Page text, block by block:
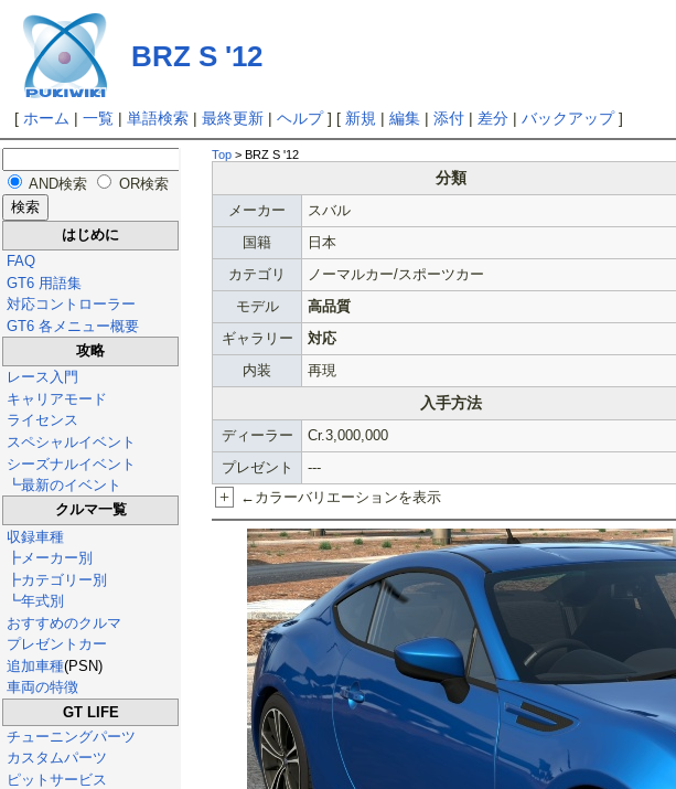
BRZ S '12
[ ホーム |一覧 |単語検索 |最終更新 |ヘルプ] [ 新規 |編集 |添付 | 差分 |バックアップ]
AND検索 OR検索
はじめに
FAQ
GT6 用語集
対応コントローラー
GT6 各メニュー概要
攻略
レース入門
キャリアモード
ライセンス
スペシャルイベント
シーズナルイベント
┗最新のイベント
クルマ一覧
収録車種
┣メーカー別
┣カテゴリー別
┗年式別
おすすめのクルマ
プレゼントカー
追加車種(PSN)
車両の特徴
GT LIFE
チューニングパーツ
カスタムパーツ
ピットサービス
Top > BRZ S '12
分類
メーカー スバル
国籍
日本
カテゴリ
ノーマルカー/スポーツカー
モデル
高品質
ギャラリー
対応
内装
再現
入手方法
ディーラー Cr.3,000,000
プレゼント
---
+ ←カラーバリエーションを表示